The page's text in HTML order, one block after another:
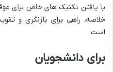
یا یافتن تکنیک های خاص برای
خلاصه، راهی برای بازنگری و
است.
برای دانشجویان